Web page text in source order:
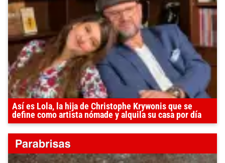
Así es Lola, la hija de Christophe Krywonis que se
define como artista nómade y alquila su casa por día